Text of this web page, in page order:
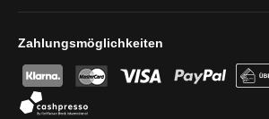
Zahlungsmöglichkeiten